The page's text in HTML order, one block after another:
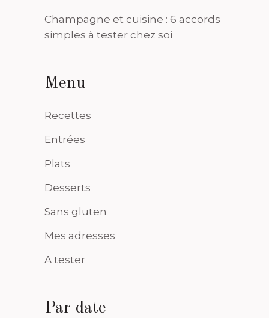
Champagne et cuisine : 6 accords
simples à tester chez soi
Menu
Recettes
Entrées
Plats
Desserts
Sans gluten
Mes adresses
A tester
Par date